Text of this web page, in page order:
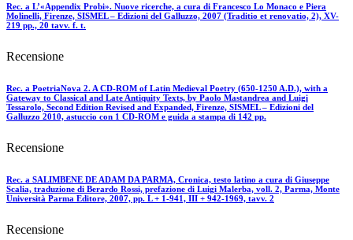
Rec. a L’«Appendix Probi». Nuove ricerche, a cura di Francesco Lo Monaco e Piera
Molinelli, Firenze, SISMEL – Edizioni del Galluzzo, 2007 (Traditio et renovatio, 2), XV-
219 pp., 20 tavv. f. t.
Recensione
Rec. a PoetriaNova 2. A CD-ROM of Latin Medieval Poetry (650-1250 A.D.), with a
Gateway to Classical and Late Antiquity Texts, by Paolo Mastandrea and Luigi
Tessarolo, Second Edition Revised and Expanded, Firenze, SISMEL – Edizioni del
Galluzzo 2010, astuccio con 1 CD-ROM e guida a stampa di 142 pp.
Recensione
Rec. a SALIMBENE DE ADAM DA PARMA, Cronica, testo latino a cura di Giuseppe
Scalia, traduzione di Berardo Rossi, prefazione di Luigi Malerba, voll. 2, Parma, Monte
Università Parma Editore, 2007, pp. L + 1-941, III + 942-1969, tavv. 2
Recensione